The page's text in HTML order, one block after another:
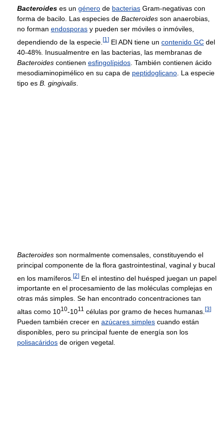
Bacteroides es un género de bacterias Gram-negativas con
forma de bacilo. Las especies de Bacteroides son anaerobias,
no forman endosporas y pueden ser móviles o inmóviles,
dependiendo de la especie. [1 ] El ADN tiene un contenido GC del
40-48%. Inusualmentre en las bacterias, las membranas de
Bacteroides contienen esfingolípidos . También contienen ácido
mesodiaminopimélico en su capa de peptidoglicano . La especie
tipo es B. gingivalis
Bacteroides son normalmente comensales, constituyendo el
principal componente de la flora gastrointestinal, vaginal y bucal
en los mamíferos. [2] En el intestino del huésped juegan un papel
importante en el procesamiento de las moléculas complejas en
otras más simples. Se han encontrado concentraciones tan
altas como 1010-1011 células por gramo de heces humanas. [3]
Pueden también crecer en azúcares simples cuando están
disponibles, pero su principal fuente de energía son los
polisacáridos de origen vegetal.